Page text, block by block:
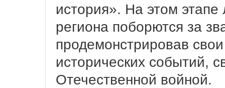
история». На этом
региона поборются за
продемонстрировав
исторических событий,
Отечественной войной.